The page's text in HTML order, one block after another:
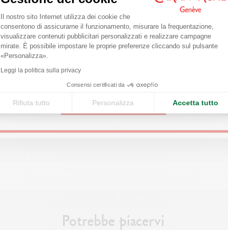
Piattaforma di Gestione del
Il nostro sito Internet utilizza dei cookie che
consentono di assicurarne il funzionamento, misurare la frequentazione,
visualizzare contenuti pubblicitari personalizzati e realizzare campagne
mirate. È possibile impostare le proprie preferenze cliccando sul pulsante
«Personalizza».
Leggi la politica sulla privacy
Consensi certificati da
Rifiuta tutto Personalizza Accetta tutto
Axeptio consent
Potrebbe piacervi
Are you in the right e-boutique?
Confirm your shipping country before placing an order.
United States
CONTINUE